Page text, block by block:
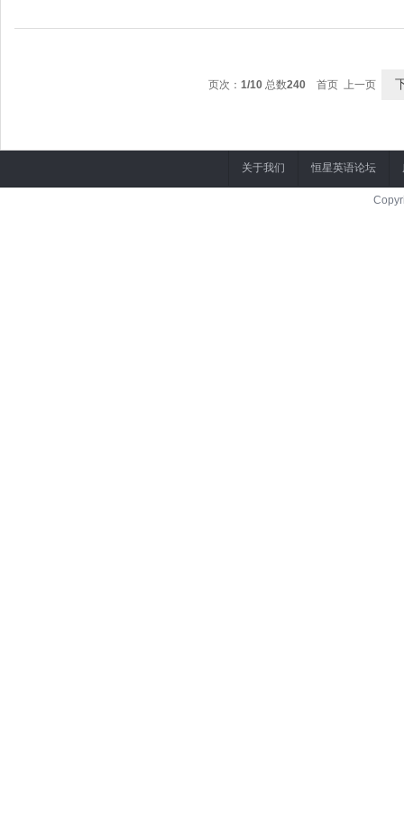
乔迁派对
他们搬进新屋后很快就会举办乔迁派对。页次： 1/10 总数240 首页 上一页
关于我们 恒星英语论坛